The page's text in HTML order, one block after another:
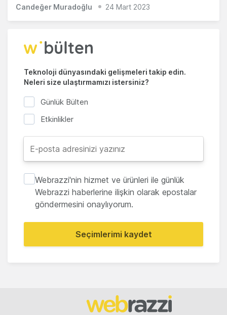
Candeğer Muradoğlu 24 Mart 2023
Teknoloji dünyasındaki gelişmeleri takip edin.
Neleri size ulaştırmamızı istersiniz?
Günlük Bülten
Etkinlikler
Webrazzi'nin hizmet ve ürünleri ile günlük
Webrazzi haberlerine ilişkin olarak epostalar
göndermesini onaylıyorum.
Seçimlerimi kaydet